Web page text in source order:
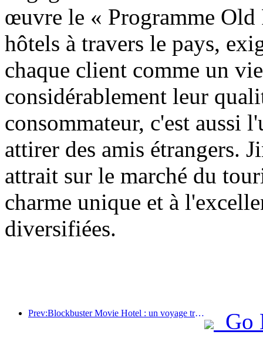
œuvre le « Programme Old
hôtels à travers le pays,
chaque client comme un
considérablement leur
consommateur, c'est aussi
attirer des amis étrangers.
attrait sur le marché du
charme unique et à
diversifiées.
Prev:Blockbuster Movie Hotel : un voyage tranquille dans une lumière et une ombre de rêve
Go